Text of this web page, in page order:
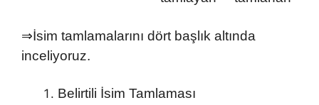
⇒İsim tamlamalarını dört başlık altında
inceliyoruz.
Belirtili İsim Tamlaması